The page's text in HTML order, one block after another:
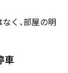
く、部屋の明
車